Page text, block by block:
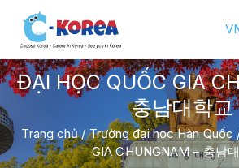
ĐẠI HỌC QUỐC GIA
충남대학교
Trang chủ/Trường đại học Hàn Quốc
GIA CHUNGNAM – 충남